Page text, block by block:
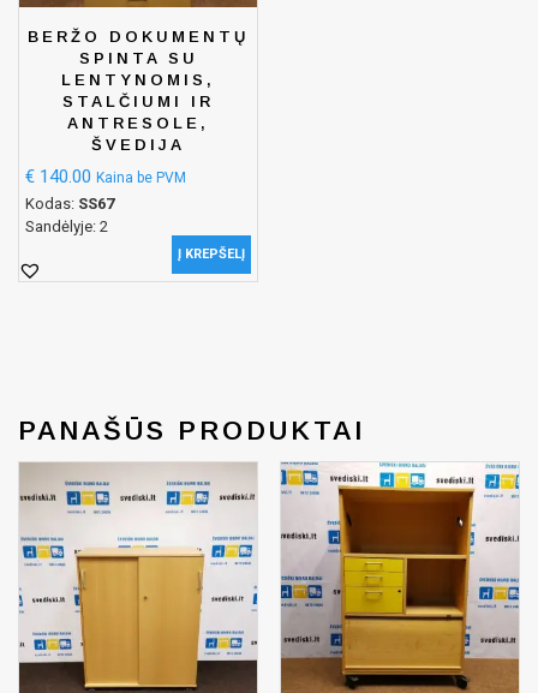
BERŽO DOKUMENTŲ
SPINTA SU
LENTYNOMIS,
STALČIUMI IR
ANTRESOLE,
ŠVEDIJA
€ 140.00 Kaina be PVM
Kodas: SS67
Sandėlyje: 2
Į KREPŠELĮ
PANAŠŪS PRODUKTAI